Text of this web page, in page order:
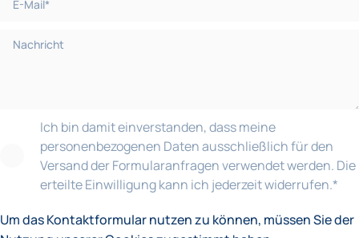
Ich bin damit einverstanden, dass meine
personenbezogenen Daten ausschließlich für den
Versand der Formularanfragen verwendet werden. Die
erteilte Einwilligung kann ich jederzeit widerrufen.*
Um das Kontaktformular nutzen zu können, müssen Sie der